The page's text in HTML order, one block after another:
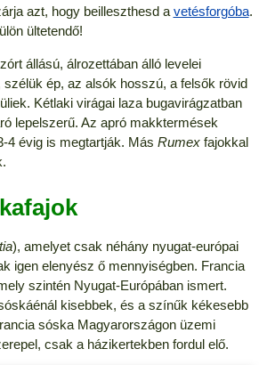
azt, hogy beilleszthesd a vetésforgóba.
ültetendő!
állású, álrozettában álló levelei
ép, az alsók hosszú, a felsők rövid
Kétlaki virágai laza bugavirágzatban
lepelszerű. Az apró makktermések
4 évig is megtartják. Más Rumexfajokkal
), amelyet csak néhány nyugat-európai
igen elenyész ő mennyiségben. Francia
szintén Nyugat-Európában ismert.
kisebbek, és a színűk kékesebb
sóska Magyarországon üzemi
csak a házikertekben fordul elő.